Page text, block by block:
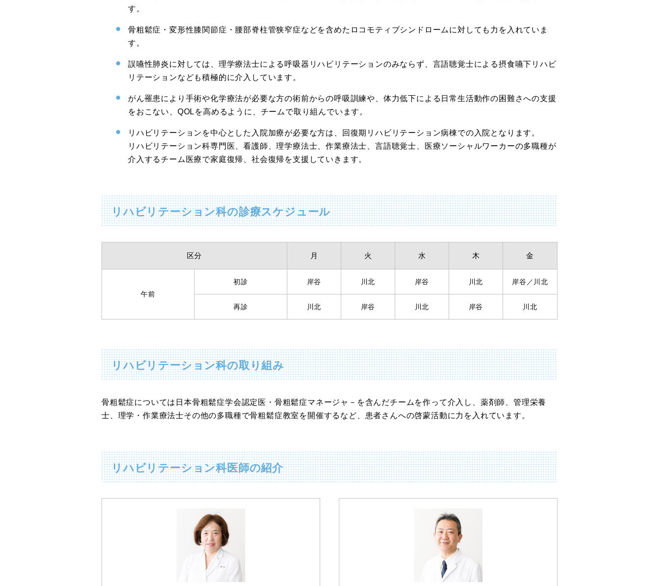
す。
骨粗鬆症・変形性膝関節症・腰部脊柱管狭窄症などを含めたロコモティブシンドロームに対しても力を入れていま
す。
誤嚥性肺炎に対しては、理学療法士による呼吸器リハビリテーションのみならず、言語聴覚士による摂食嚥下リハビ
リテーションなども積極的に介入しています。
がん罹患により手術や化学療法が必要な方の術前からの呼吸訓練や、体力低下による日常生活動作の困難さへの支援
をおこない、QOLを高めるように、チームで取り組んでいます。
リハビリテーションを中心とした入院加療が必要な方は、回復期リハビリテーション病棟での入院となります。
リハビリテーション科専門医、看護師、理学療法士、作業療法士、言語聴覚士、医療ソーシャルワーカーの多職種が
介入するチーム医療で家庭復帰、社会復帰を支援していきます。
リハビリテーション科の診療スケジュール
区分 月 火 水 木 金
午前
初診 岸谷 川北 岸谷 川北 岸谷／川北
再診 川北 岸谷 川北 岸谷 川北
リハビリテーション科の取り組み
骨粗鬆症については日本骨粗鬆症学会認定医・骨粗鬆症マネージャ－を含んだチームを作って介入し、薬剤師、管理栄養
士、理学・作業療法士その他の多職種で骨粗鬆症教室を開催するなど、患者さんへの啓蒙活動に力を入れています。
リハビリテーション科医師の紹介